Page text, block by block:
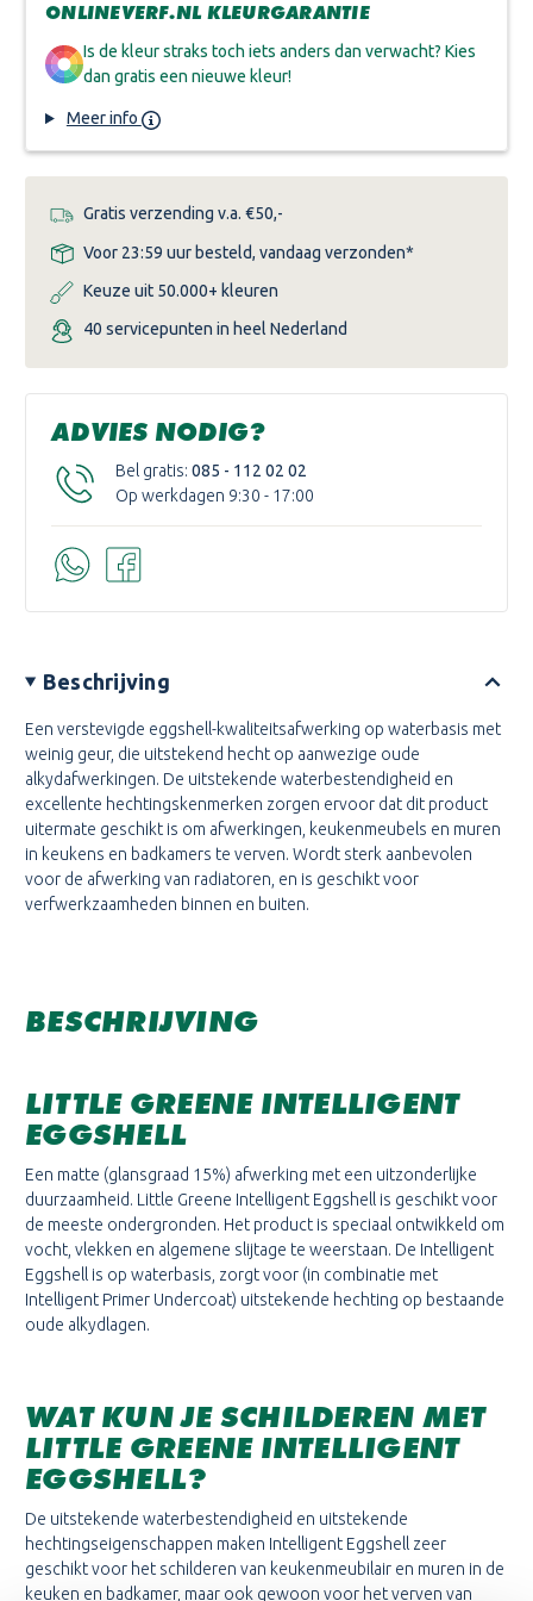
EGGSHELLEGGSHELL
ONLINEVERF.NL KLEURGARANTIE
Is de kleur straks toch iets anders dan verwacht? Kies
dan gratis een nieuwe kleur!
Meer info
Gratis verzending v.a. €50,-
Voor 23:59 uur besteld, vandaag verzonden*
Keuze uit 50.000+ kleuren
40 servicepunten in heel Nederland
ADVIES NODIG?
Bel gratis: 085 - 112 02 02
Op werkdagen 9:30 - 17:00
Beschrijving
Een verstevigde eggshell-kwaliteitsafwerking op waterbasis met
weinig geur, die uitstekend hecht op aanwezige oude
alkydafwerkingen. De uitstekende waterbestendigheid en
excellente hechtingskenmerken zorgen ervoor dat dit product
uitermate geschikt is om afwerkingen, keukenmeubels en muren
in keukens en badkamers te verven. Wordt sterk aanbevolen
voor de afwerking van radiatoren, en is geschikt voor
verfwerkzaamheden binnen en buiten.
BESCHRIJVING
LITTLE GREENE INTELLIGENT
EGGSHELL
Een matte (glansgraad 15%) afwerking met een uitzonderlijke
duurzaamheid. Little Greene Intelligent Eggshell is geschikt voor
de meeste ondergronden. Het product is speciaal ontwikkeld om
vocht, vlekken en algemene slijtage te weerstaan. De Intelligent
Eggshell is op waterbasis, zorgt voor (in combinatie met
Intelligent Primer Undercoat) uitstekende hechting op bestaande
oude alkydlagen.
WAT KUN JE SCHILDEREN MET
LITTLE GREENE INTELLIGENT
EGGSHELL?
De uitstekende waterbestendigheid en uitstekende
hechtingseigenschappen maken Intelligent Eggshell zeer
geschikt voor het schilderen van keukenmeubilair en muren in de
keuken en badkamer, maar ook gewoon voor het verven van